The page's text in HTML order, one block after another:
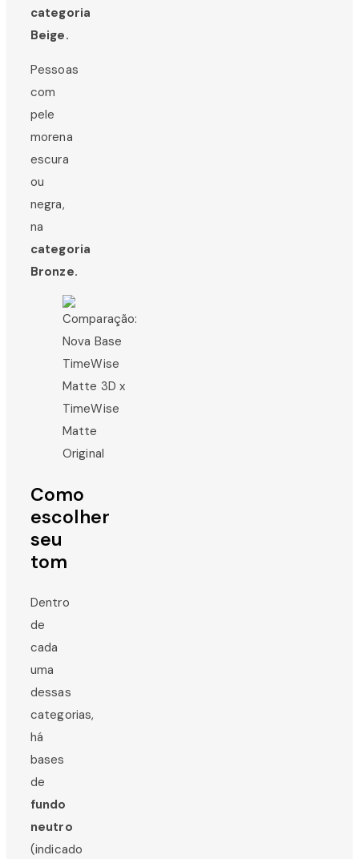
categoria
Beige.
Pessoas
com
pele
morena
escura
ou
negra,
na
categoria
Bronze.
Como
escolher
seu
tom
Dentro
de
cada
uma
dessas
categorias,
há
bases
de
fundo
neutro
(indicado